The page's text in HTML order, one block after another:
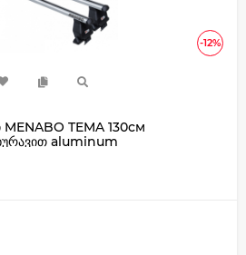
-12%
TEMA 130см
aluminum